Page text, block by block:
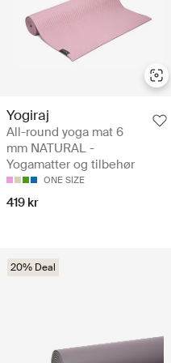
Yogiraj
All-round yoga mat 6
mm NATURAL -
Yogamatter og tilbehør
ONE SIZE
419 kr
20% Deal